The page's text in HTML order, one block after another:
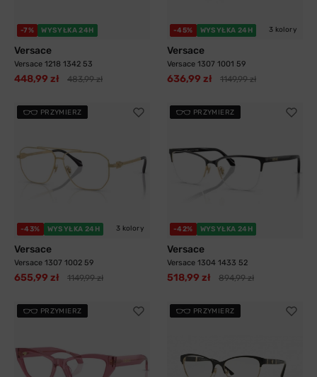
-7% WYSYŁKA 24H
Versace
Versace 1218 1342 53
448,99 zł 483,99 zł
-45% WYSYŁKA 24H 3 kolory
Versace
Versace 1307 1001 59
636,99 zł 1149,99 zł
PRZYMIERZ
-43% WYSYŁKA 24H 3 kolory
Versace
Versace 1307 1002 59
655,99 zł 1149,99 zł
PRZYMIERZ
-42% WYSYŁKA 24H
Versace
Versace 1304 1433 52
518,99 zł 894,99 zł
PRZYMIERZ PRZYMIERZ